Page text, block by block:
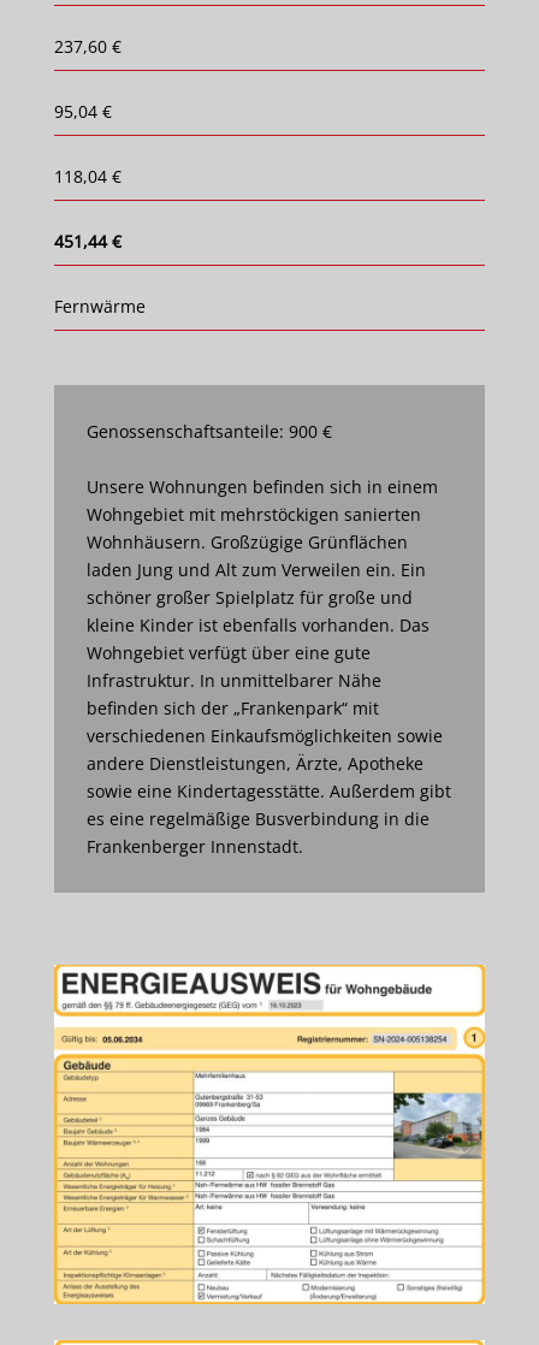
237,60 €
95,04 €
118,04 €
451,44 €
Fernwärme
Genossenschaftsanteile: 900 €
Unsere Wohnungen befinden sich in einem
Wohngebiet mit mehrstöckigen sanierten
Wohnhäusern. Großzügige Grünflächen
laden Jung und Alt zum Verweilen ein. Ein
schöner großer Spielplatz für große und
kleine Kinder ist ebenfalls vorhanden. Das
Wohngebiet verfügt über eine gute
Infrastruktur. In unmittelbarer Nähe
befinden sich der „Frankenpark“ mit
verschiedenen Einkaufsmöglichkeiten sowie
andere Dienstleistungen, Ärzte, Apotheke
sowie eine Kindertagesstätte. Außerdem gibt
es eine regelmäßige Busverbindung in die
Frankenberger Innenstadt.